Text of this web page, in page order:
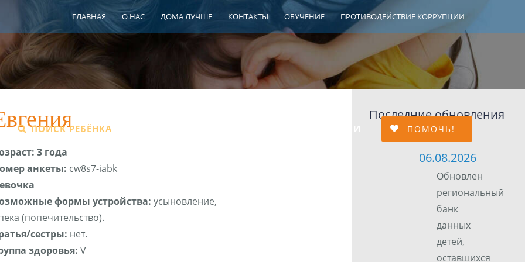
ГЛАВНАЯ О НАС ДОМА ЛУЧШЕ КОНТАКТЫ ОБУЧЕНИЕ ПРОТИВОДЕЙСТВИЕ КОРРУПЦИИ
ПОИСК РЕБЁНКА ПОМОЧЬ!
3 года
анкеты: cw8s7-iabk
формы устройства: усыновление,
(попечительство).
сестры: нет.
здоровья: V
Последние обновления
06.08.2026
Обновлен
региональный
банк
данных
детей,
оставшихся